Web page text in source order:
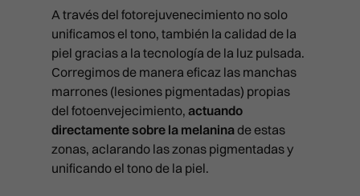
A través del fotorejuvenecimiento no solo
unificamos el tono, también la calidad de la
piel gracias a la tecnología de la luz pulsada.
Corregimos de manera eficaz las manchas
marrones (lesiones pigmentadas) propias
del fotoenvejecimiento, actuando
directamente sobre la melaninade estas
zonas, aclarando las zonas pigmentadas y
unificando el tono de la piel.
BLANCHING (ARRUGAS)
BRUXISMO
CAT EYES
CÓDIGO DE BARRAS
HILOS TENSORES
HIPERHIDROSIS
MESOTERAPIA
PICOLÁSER: ELIMINACIÓN DE
TATUAJES
APARATOLOGÍA FACIAL
SKIN DIAMOND
PACK SPLENDOR
PACK LIFT
PACK BLACK DIAMOND
BLACK DIAMOND
APARATOLOGÍA CORPORAL
RADIOFRECUENCIA X-FULL
RADIOFRECUENCIA FULL
RADIOFRECUENCIA LEGACY
REJUVENECIMIENTO DE
TRICOLOGÍA Y PROTOCOLOS
LLLT (LÁSER BAJA POTENCIA)
MESOTERAPIA Y VITAMINAS
PRP CAPILAR
PROTOCOLOS ESTÉTICOS
SKINIFICACIÓN CAPILAR
SKINIFICACIÓN CAPILAR PLUS
PACKS
PACK SPLENDOR
PACK LIFT
PACK BLACK DIAMOND
CURSOS
TARJETA REGALO
CONTACTO
MADRID